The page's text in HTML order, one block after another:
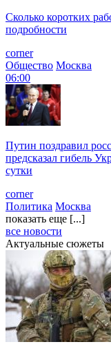
Сколько коротких
подробности
corner
Общество Москва
06:00
Путин поздравил
предсказал гибель
сутки
corner
Политика Москва
показать еще [...]
все новости
Актуальные сюжеты